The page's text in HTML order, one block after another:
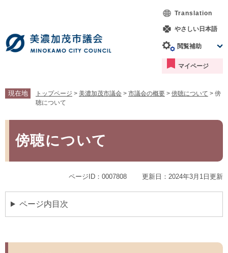
の
先
ー
を
て
本
へ
Translation
やさしい日本語
閲覧補助
マイページ
現在地 トップページ > 美濃加茂市議会 > 市議会の概要 > 傍聴について > 傍
聴について
傍聴について
ページID：0007808 更新日：2024年3月1日更新
ページ内目次